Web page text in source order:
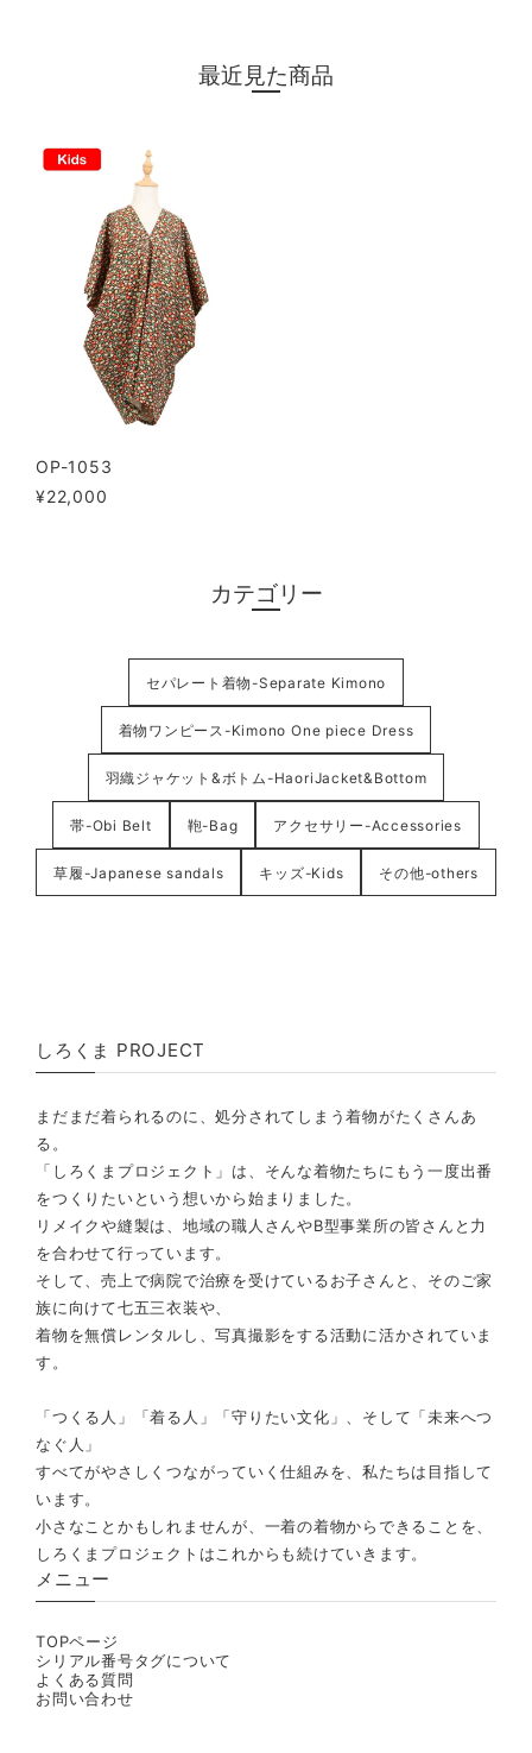
最近見た商品
OP-1053
¥22,000
カテゴリー
セパレート着物-Separate Kimono
着物ワンピース-Kimono One piece Dress
羽織ジャケット&ボトム-HaoriJacket&Bottom
帯-Obi Belt 鞄-Bag アクセサリー-Accessories
草履-Japanese sandals キッズ-Kids その他-others
しろくま PROJECT
まだまだ着られるのに、処分されてしまう着物がたくさんあ
る。
「しろくまプロジェクト」は、そんな着物たちにもう一度出番
をつくりたいという想いから始まりました。
リメイクや縫製は、地域の職人さんやB型事業所の皆さんと力
を合わせて行っています。
そして、売上で病院で治療を受けているお子さんと、そのご家
族に向けて七五三衣装や、
着物を無償レンタルし、写真撮影をする活動に活かされていま
す。
「つくる人」「着る人」「守りたい文化」、そして「未来へつ
なぐ人」
すべてがやさしくつながっていく仕組みを、私たちは目指して
います。
小さなことかもしれませんが、一着の着物からできることを、
しろくまプロジェクトはこれからも続けていきます。
メニュー
TOPページ
シリアル番号タグについて
よくある質問
お問い合わせ